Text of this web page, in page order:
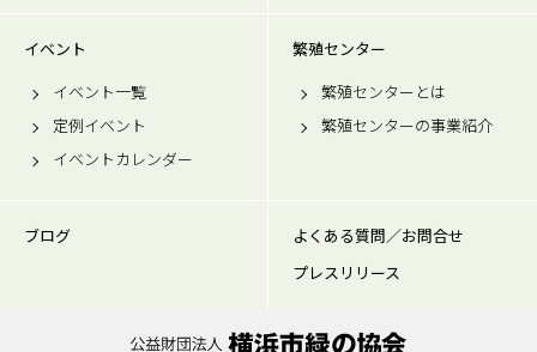
イベント
イベント一覧
定例イベント
イベントカレンダー
繁殖センター
繁殖センターとは
繁殖センターの事業紹介
ブログ
よくある質問／お問合せ
プレスリリース